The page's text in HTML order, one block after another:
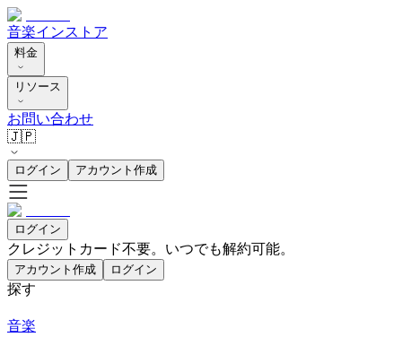
音楽インストア
料金
リソース
お問い合わせ
🇯🇵
ログイン アカウント作成
ログイン
クレジットカード不要。いつでも解約可能。
アカウント作成 ログイン
探す
音楽